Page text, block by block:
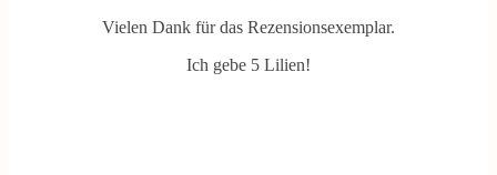
Vielen Dank für das Rezensionsexemplar.
Ich gebe 5 Lilien!